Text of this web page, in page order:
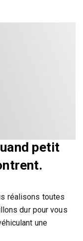
petit
réalisons toutes
dur pour vous
une